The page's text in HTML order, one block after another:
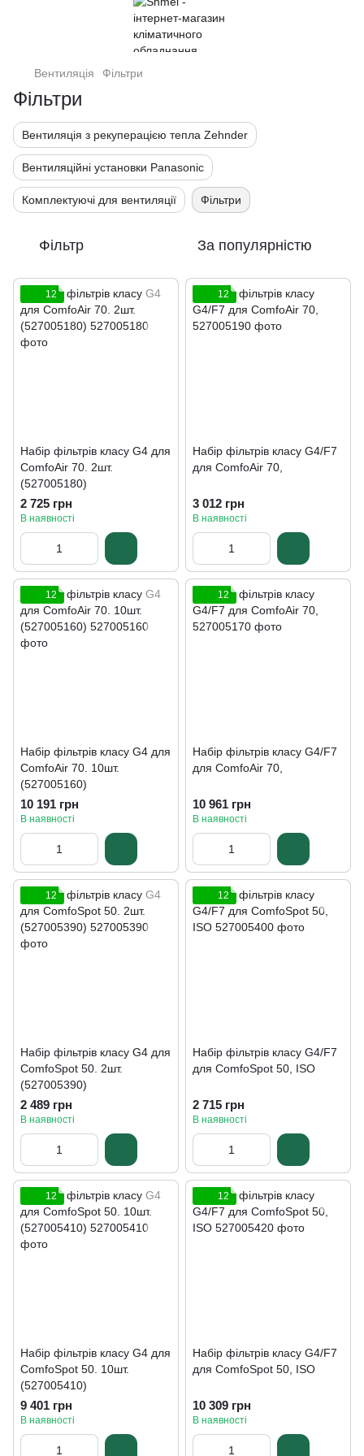
Вентиляція Фільтри
Фільтри
Вентиляція з рекуперацією тепла Zehnder
Вентиляційні установки Panasonic
Комплектуючі для вентиляції Фільтри
Фільтр За популярністю
12
Набір фільтрів класу G4 для
ComfoAir 70. 2шт.
(527005180)
2 725 грн
В наявності
12
Набір фільтрів класу G4/F7
для ComfoAir 70,
3 012 грн
В наявності
12
Набір фільтрів класу G4 для
ComfoAir 70. 10шт.
(527005160)
10 191 грн
В наявності
12
Набір фільтрів класу G4/F7
для ComfoAir 70,
10 961 грн
В наявності
12
Набір фільтрів класу G4 для
ComfoSpot 50. 2шт.
(527005390)
2 489 грн
В наявності
12
Набір фільтрів класу G4/F7
для ComfoSpot 50, ISO
2 715 грн
В наявності
12
Набір фільтрів класу G4 для
ComfoSpot 50. 10шт.
(527005410)
9 401 грн
В наявності
12
Набір фільтрів класу G4/F7
для ComfoSpot 50, ISO
10 309 грн
В наявності